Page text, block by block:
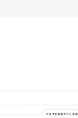
CATERPILLAR